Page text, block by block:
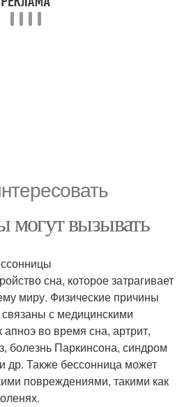
могут вызывать
сна, которое затрагивает
миру. Физические причины
с медицинскими
во время сна, артрит,
болезнь Паркинсона, синдром
др. Также бессонница может
повреждениями, такими как